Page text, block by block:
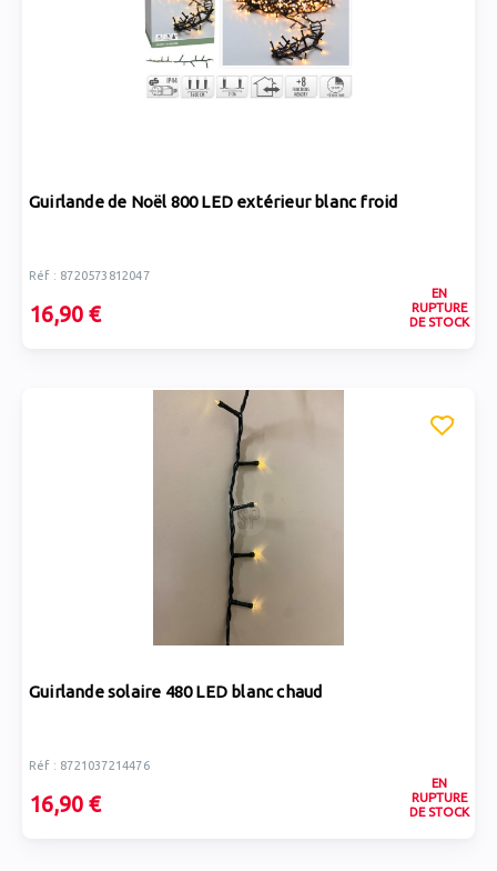
Guirlande de Noël 800 LED extérieur blanc froid
Réf : 8720573812047
16,90 €
EN
RUPTURE
DE STOCK
Guirlande solaire 480 LED blanc chaud
Réf : 8721037214476
16,90 €
EN
RUPTURE
DE STOCK